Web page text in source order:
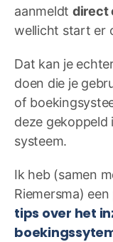
aanmeldt direct
wellicht start er
Dat kan je
doen die je
of
deze gekoppeld
systeem.
Ik heb (samen
Riemersma)
tips over het